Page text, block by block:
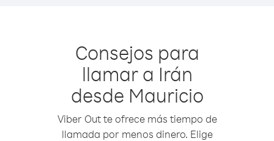
Consejos para
llamar a Irán
desde Mauricio
Viber Out te ofrece más tiempo de
llamada por menos dinero. Elige